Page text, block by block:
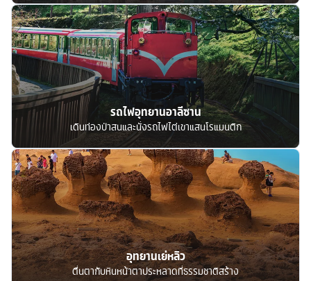
รถไฟอุทยานอาลีซาน
เดินท่องป่าสนและนั่งรถไฟไต่เขาแสนโรแมนติก
อุทยานเย่หลิว
ตื่นตากับหินหน้าตาประหลาดที่ธรรมชาติสร้าง